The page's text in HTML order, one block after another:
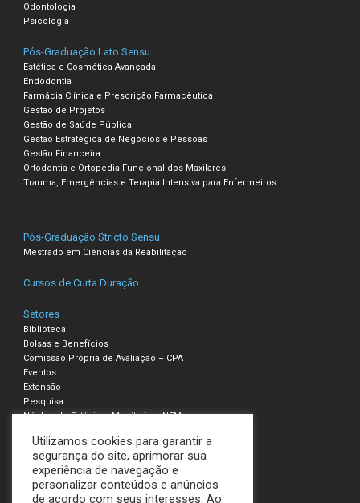
Odontologia
Psicologia
Pós-Graduação Lato Sensu
Estética e Cosmética Avançada
Endodontia
Farmácia Clínica e Prescrição Farmacêutica
Gestão de Projetos
Gestão de Saúde Pública
Gestão Estratégica de Negócios e Pessoas
Gestão Financeira
Ortodontia e Ortopedia Funcional dos Maxilares
Trauma, Emergências e Terapia Intensiva para Enfermeiros
Pós-Graduação Stricto Sensu
Mestrado em Ciências da Reabilitação
Cursos de Curta Duração
Setores
Biblioteca
Bolsas e Benefícios
Comissão Própria de Avaliação – CPA
Eventos
Extensão
Pesquisa
Núcleo de Estágio e Monitoria – NEM
Compliance – Ouvidoria
Política de Privacidade e Cookies
Termos de Uso
Utilizamos cookies para garantir a
segurança do site, aprimorar sua
experiência de navegação e
personalizar conteúdos e anúncios
de acordo com seus interesses. Ao